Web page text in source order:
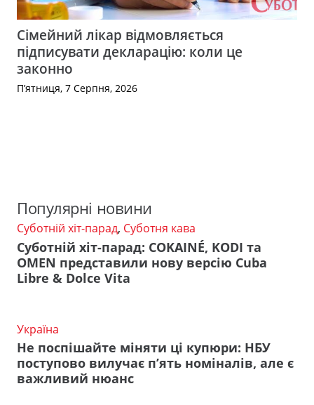
Сімейний лікар відмовляється
підписувати декларацію: коли це
законно
П’ятниця, 7 Серпня, 2026
Популярні новини
Суботній хіт-парад, Суботня кава
Суботній хіт-парад: COKAINÉ, KODI та
OMEN представили нову версію Cuba
Libre & Dolce Vita
Україна
Не поспішайте міняти ці купюри: НБУ
поступово вилучає п’ять номіналів, але є
важливий нюанс